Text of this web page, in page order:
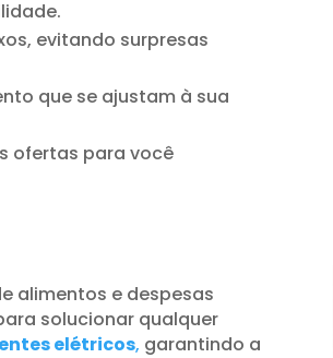
evitando surpresas
que se ajustam à sua
ofertas para você
alimentos e despesas
solucionar qualquer
elétricos, garantindo a